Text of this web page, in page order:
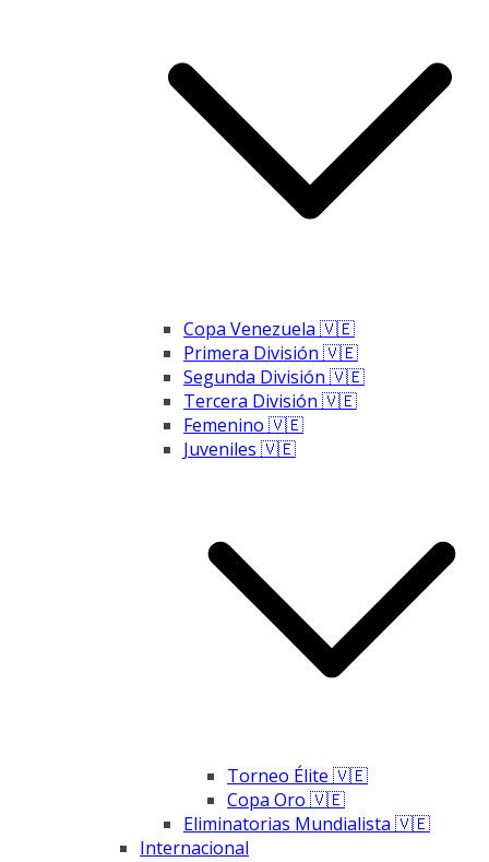
Copa Venezuela 🇻🇪
Primera División 🇻🇪
Segunda División 🇻🇪
Tercera División 🇻🇪
Femenino 🇻🇪
Juveniles 🇻🇪
Torneo Élite 🇻🇪
Copa Oro 🇻🇪
Eliminatorias Mundialista 🇻🇪
Internacional